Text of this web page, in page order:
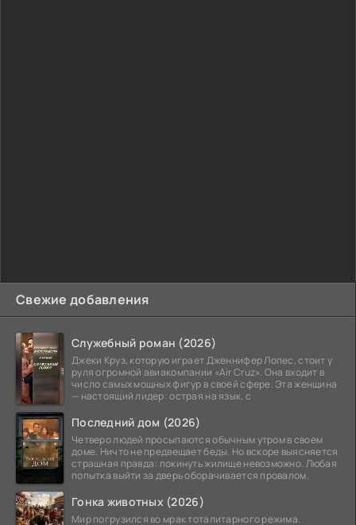
Свежие добавления
Служебный роман (2026)
Джеки Круз, которую играет Дженнифер Лопес, стоит у
руля огромной авиакомпании «Air Cruz». Она входит в
число самых мощных фигур в своей сфере. Эта женщина
— настоящий лидер: острая на язык, с
Последний дом (2026)
Четверо людей просыпаются обычным утром в своем
доме. Ничто не предвещает беды. Но вскоре выясняется
страшная правда: покинуть жилище невозможно. Любая
попытка выйти за дверь оборачивается провалом.
Гонка животных (2026)
Мир погрузился во мрак тоталитарного режима.